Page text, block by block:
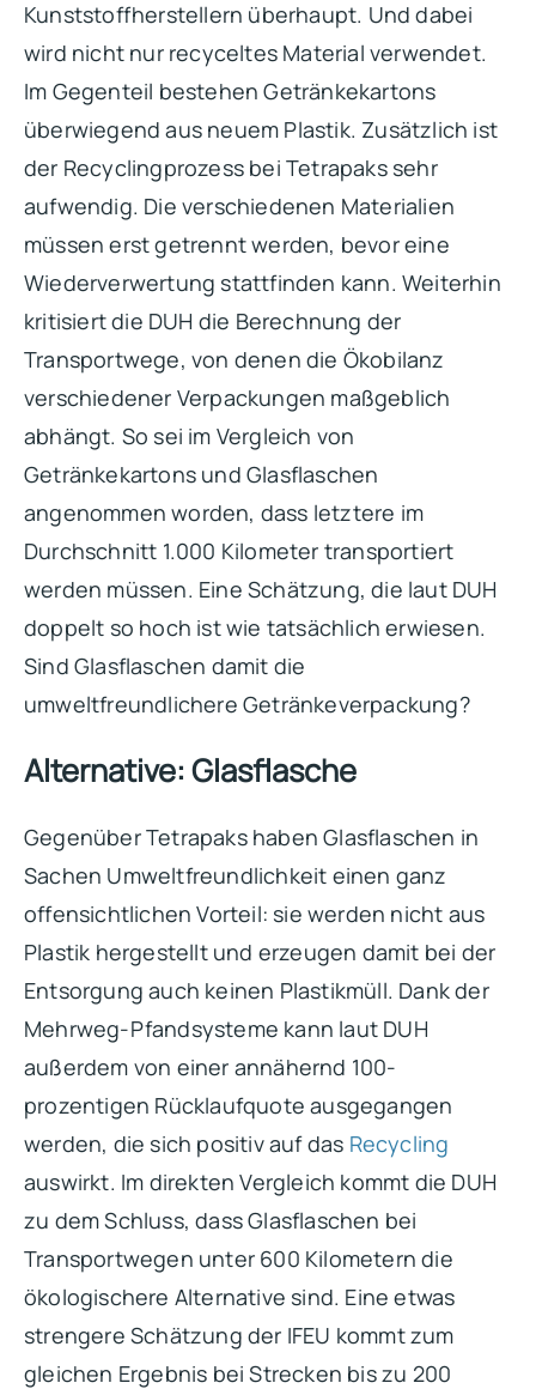
Kunststoffherstellern überhaupt. Und dabei
wird nicht nur recyceltes Material verwendet.
Im Gegenteil bestehen Getränkekartons
überwiegend aus neuem Plastik. Zusätzlich ist
der Recyclingprozess bei Tetrapaks sehr
aufwendig. Die verschiedenen Materialien
müssen erst getrennt werden, bevor eine
Wiederverwertung stattfinden kann. Weiterhin
kritisiert die DUH die Berechnung der
Transportwege, von denen die Ökobilanz
verschiedener Verpackungen maßgeblich
abhängt. So sei im Vergleich von
Getränkekartons und Glasflaschen
angenommen worden, dass letztere im
Durchschnitt 1.000 Kilometer transportiert
werden müssen. Eine Schätzung, die laut DUH
doppelt so hoch ist wie tatsächlich erwiesen.
Sind Glasflaschen damit die
umweltfreundlichere Getränkeverpackung?
Alternative: Glasflasche
Gegenüber Tetrapaks haben Glasflaschen in
Sachen Umweltfreundlichkeit einen ganz
offensichtlichen Vorteil: sie werden nicht aus
Plastik hergestellt und erzeugen damit bei der
Entsorgung auch keinen Plastikmüll. Dank der
Mehrweg-Pfandsysteme kann laut DUH
außerdem von einer annähernd 100-
prozentigen Rücklaufquote ausgegangen
werden, die sich positiv auf das Recycling
auswirkt. Im direkten Vergleich kommt die DUH
zu dem Schluss, dass Glasflaschen bei
Transportwegen unter 600 Kilometern die
ökologischere Alternative sind. Eine etwas
strengere Schätzung der IFEU kommt zum
gleichen Ergebnis bei Strecken bis zu 200